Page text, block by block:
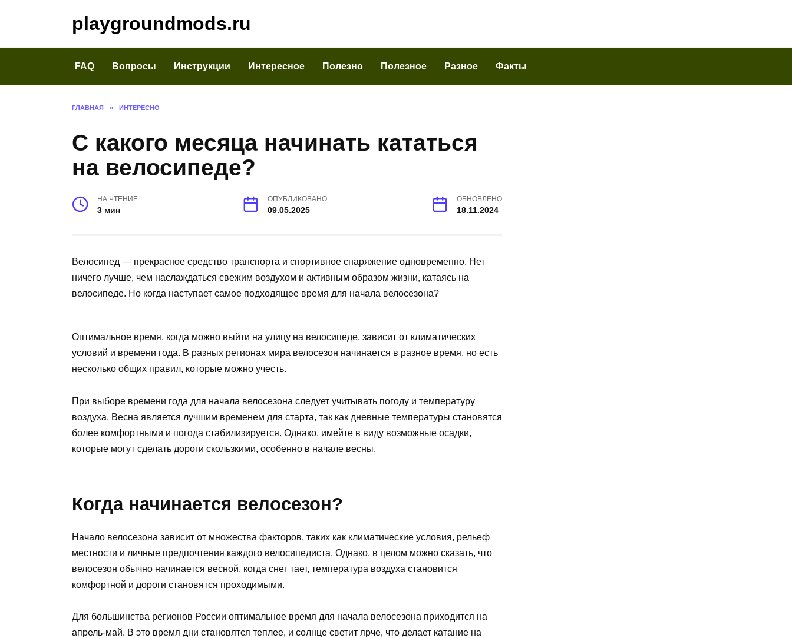
playgroundmods.ru
FAQ Вопросы Инструкции Интересное Полезно Полезное Разное Факты
ГЛАВНАЯ » ИНТЕРЕСНО
С какого месяца начинать кататься
на велосипеде?
НА ЧТЕНИЕ
3 мин
ОПУБЛИКОВАНО
09.05.2025
ОБНОВЛЕНО
18.11.2024
Велосипед — прекрасное средство транспорта и спортивное снаряжение одновременно. Нет
ничего лучше, чем наслаждаться свежим воздухом и активным образом жизни, катаясь на
велосипеде. Но когда наступает самое подходящее время для начала велосезона?
Оптимальное время, когда можно выйти на улицу на велосипеде, зависит от климатических
условий и времени года. В разных регионах мира велосезон начинается в разное время, но есть
несколько общих правил, которые можно учесть.
При выборе времени года для начала велосезона следует учитывать погоду и температуру
воздуха. Весна является лучшим временем для старта, так как дневные температуры становятся
более комфортными и погода стабилизируется. Однако, имейте в виду возможные осадки,
которые могут сделать дороги скользкими, особенно в начале весны.
Когда начинается велосезон?
Начало велосезона зависит от множества факторов, таких как климатические условия, рельеф
местности и личные предпочтения каждого велосипедиста. Однако, в целом можно сказать, что
велосезон обычно начинается весной, когда снег тает, температура воздуха становится
комфортной и дороги становятся проходимыми.
Для большинства регионов России оптимальное время для начала велосезона приходится на
апрель-май. В это время дни становятся теплее, и солнце светит ярче, что делает катание на